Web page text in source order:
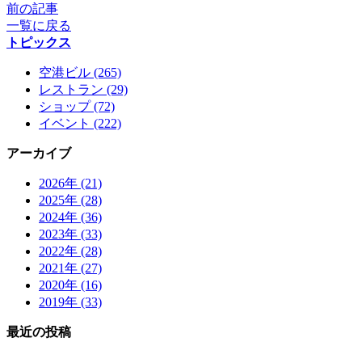
前の記事
一覧に戻る
トピックス
空港ビル (265)
レストラン (29)
ショップ (72)
イベント (222)
アーカイブ
2026年 (21)
2025年 (28)
2024年 (36)
2023年 (33)
2022年 (28)
2021年 (27)
2020年 (16)
2019年 (33)
最近の投稿